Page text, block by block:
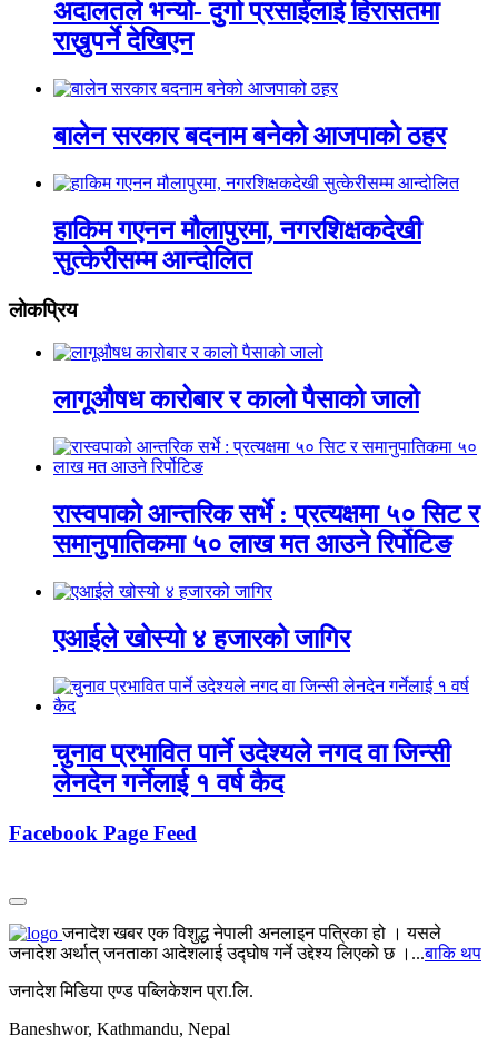
अदालतले भन्यो- दुर्गा प्रसाईंलाई हिरासतमा
राख्नुपर्ने देखिएन
बालेन सरकार बदनाम बनेको आजपाको ठहर
हाकिम गएनन मौलापुरमा, नगरशिक्षकदेखी
सुत्केरीसम्म आन्दोलित
लाेकप्रिय
लागूऔषध कारोबार र कालो पैसाको जालो
रास्वपाको आन्तरिक सर्भे : प्रत्यक्षमा ५० सिट र
समानुपातिकमा ५० लाख मत आउने रिर्पोटिङ
एआईले खोस्यो ४ हजारको जागिर
चुनाव प्रभावित पार्ने उदेश्यले नगद वा जिन्सी
लेनदेन गर्नेलाई १ वर्ष कैद
Facebook Page Feed
जनादेश खबर एक विशुद्ध नेपाली अनलाइन पत्रिका हो । यसले
जनादेश अर्थात् जनताका आदेशलाई उद्घोष गर्ने उद्देश्य लिएको छ ।...बाकि थप
जनादेश मिडिया एण्ड पब्लिकेशन प्रा.लि.
Baneshwor, Kathmandu, Nepal